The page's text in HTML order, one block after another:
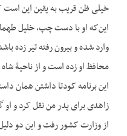
خیلی ظن قریب به یقین این است
این‌که او با دست چپ، خلیل
وارد شده و بیرون رفته تیر
محافظ او زده است و از ناحیۀ
این برنامه کودتا داشتن همان
زاهدی برای پدر من نقل کرد و